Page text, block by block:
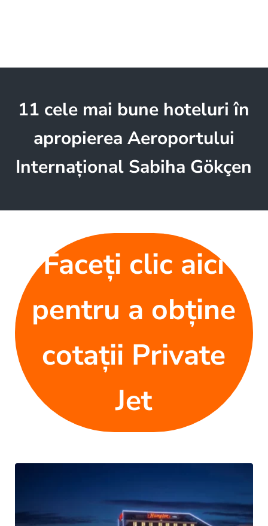
11 cele mai bune hoteluri în
apropierea Aeroportului
Internațional Sabiha Gökçen
Faceți clic aici
pentru a obține
cotații Private
Jet